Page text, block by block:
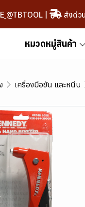
@TBTOOL| ส่งด่ว
หมวดหมู่สินค้า
เครื่องมือขัน และหนีบ